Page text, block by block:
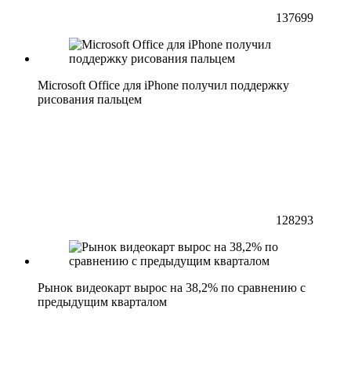
137699
Microsoft Office для iPhone получил поддержку
рисования пальцем
128293
Рынок видеокарт вырос на 38,2% по сравнению с
предыдущим кварталом